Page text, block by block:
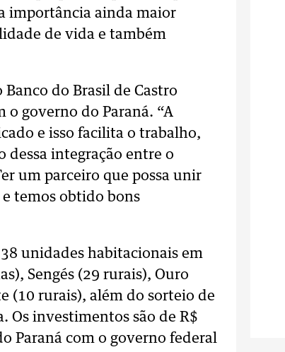
importância ainda maior
de vida e também
do Brasil de Castro
governo do Paraná. “A
e isso facilita o trabalho,
dessa integração entre o
um parceiro que possa unir
e temos obtido bons
unidades habitacionais em
Sengés (29 rurais), Ouro
(10 rurais), além do sorteio de
Os investimentos são de R$
Paraná com o governo federal